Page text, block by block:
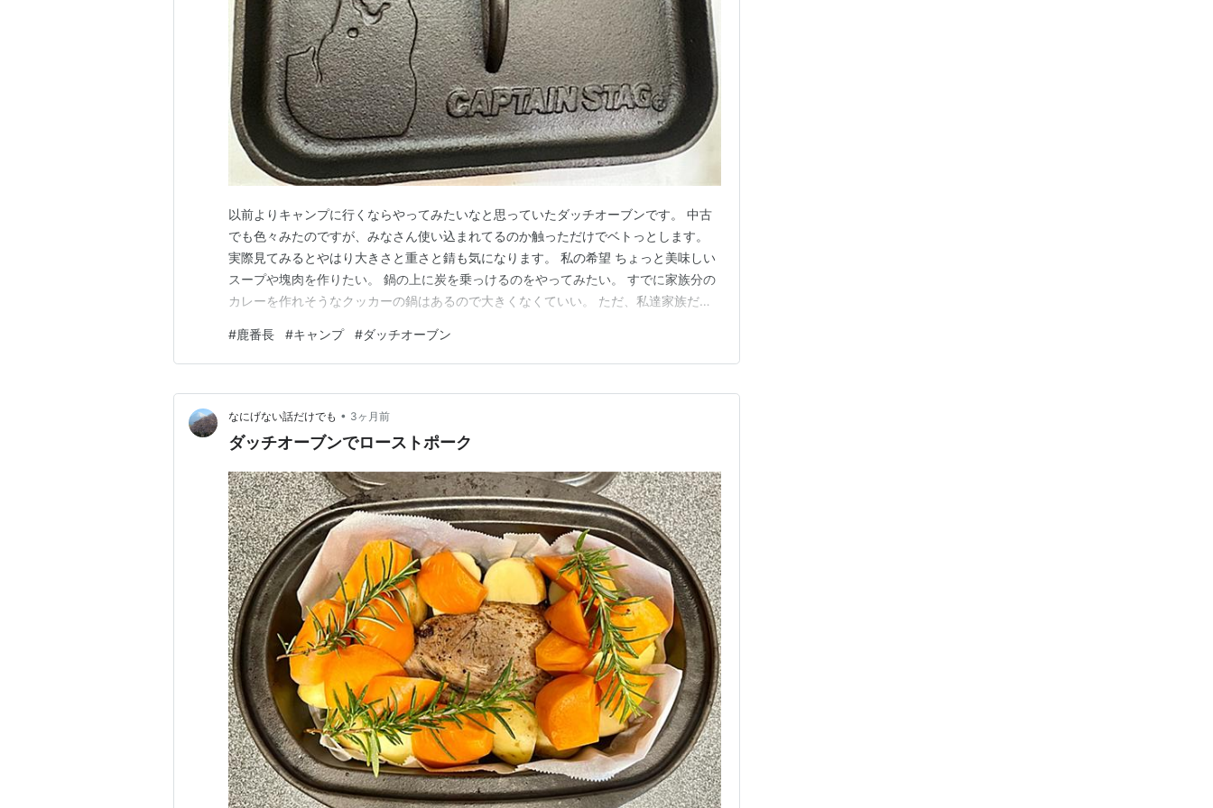
以前よりキャンプに行くならやってみたいなと思っていたダッチオーブンです。 中古
でも色々みたのですが、みなさん使い込まれてるのか触っただけでベトっとします。
実際見てみるとやはり大きさと重さと錆も気になります。 私の希望 ちょっと美味しい
スープや塊肉を作りたい。 鍋の上に炭を乗っけるのをやってみたい。 すでに家族分の
カレーを作れそうなクッカーの鍋はあるので大きくなくていい。 ただ、私達家族だけ
足りない。 目をつけたのがキャプテンスタッグの角形ダッチオーブンです。 キャプテ
ンスタッグ UG-3063 角形 ダッチオーブン…
#鹿番長 #キャンプ #ダッチオーブン
なにげない話だけでも • 3ヶ月前
ダッチオーブンでローストポーク